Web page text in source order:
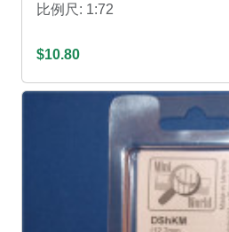
比例尺: 1:72
$10.80